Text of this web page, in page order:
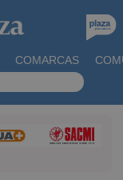
COMARCAS